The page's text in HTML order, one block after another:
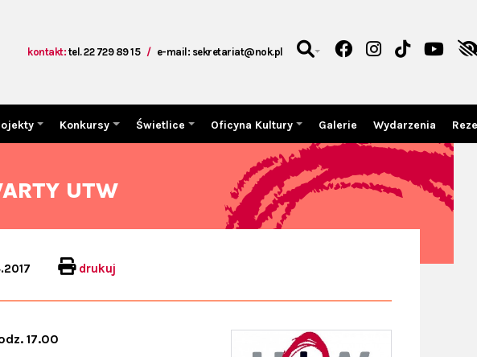
kontakt: tel. 22 729 89 15 /e-mail: sekretariat@nok.pl
Konkursy Świetlice Oficyna Kultury Galerie Wydarzenia
UTW
drukuj
17.00